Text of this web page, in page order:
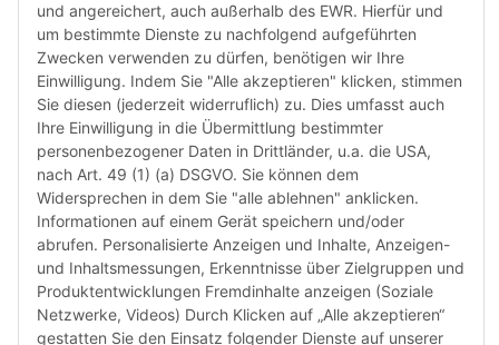
in
dass
und angereichert, auch außerhalb des EWR. Hierfür und
um bestimmte Dienste zu nachfolgend aufgeführten
Zwecken verwenden zu dürfen, benötigen wir Ihre
Einwilligung. Indem Sie "Alle akzeptieren" klicken, stimmen
Sie diesen (jederzeit widerruflich) zu. Dies umfasst auch
Ihre Einwilligung in die Übermittlung bestimmter
personenbezogener Daten in Drittländer, u.a. die USA,
nach Art. 49 (1) (a) DSGVO. Sie können dem
Widersprechen in dem Sie "alle ablehnen" anklicken.
Informationen auf einem Gerät speichern und/oder
abrufen. Personalisierte Anzeigen und Inhalte, Anzeigen-
und Inhaltsmessungen, Erkenntnisse über Zielgruppen und
Produktentwicklungen Fremdinhalte anzeigen (Soziale
Netzwerke, Videos) Durch Klicken auf „Alle akzeptieren“
gestatten Sie den Einsatz folgender Dienste auf unserer